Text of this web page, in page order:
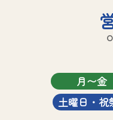
月〜金
土曜日・祝